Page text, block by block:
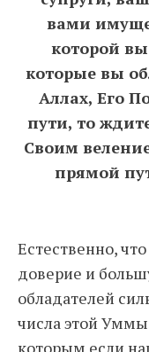
вами
которой
которые вы
Аллах, Его
пути, то
Своим
прямой
Естественно,
доверие и
обладателей
числа этой
которым если